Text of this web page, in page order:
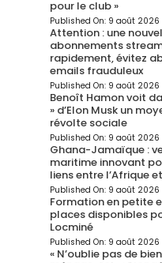
pour le club »
Published On: 9 août 2026
Attention : une
abonnements
rapidement, évitez
emails frauduleux
Published On: 9 août 2026
Benoît Hamon voit
» d’Elon Musk un
révolte sociale
Published On: 9 août 2026
Ghana-Jamaïque :
maritime innovant
liens entre l’Afrique
Published On: 9 août 2026
Formation en petite
places disponibles
Locminé
Published On: 9 août 2026
« N’oublie pas de